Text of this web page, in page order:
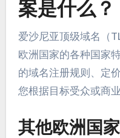
案是什么？
爱沙尼亚顶级域名（
欧洲国家的各种国家
的域名注册规则、定
您根据目标受众或商
其他欧洲国